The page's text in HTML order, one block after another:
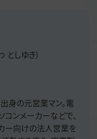
としゆき）
身の元営業マン。電
ンメーカーなどで、
ー向けの法人営業を